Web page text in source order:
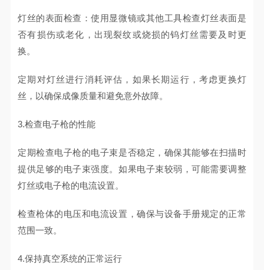
灯丝的表面检查：使用显微镜或其他工具检查灯丝表面是
否有损伤或老化，出现裂纹或烧损的钨灯丝需要及时更
换。
定期对灯丝进行消耗评估，如果长期运行，考虑更换灯
丝，以确保成像质量和避免意外故障。
3.检查电子枪的性能
定期检查电子枪的电子束是否稳定，确保其能够在扫描时
提供足够的电子束强度。如果电子束较弱，可能需要调整
灯丝或电子枪的电流设置。
检查枪体的电压和电流设置，确保与设备手册规定的正常
范围一致。
4.保持真空系统的正常运行